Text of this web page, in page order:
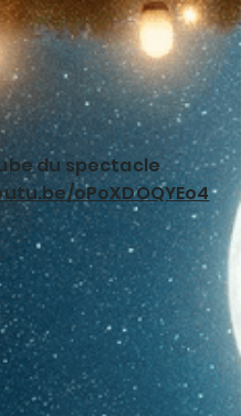
du spectacle
oPoXDOQYEo4